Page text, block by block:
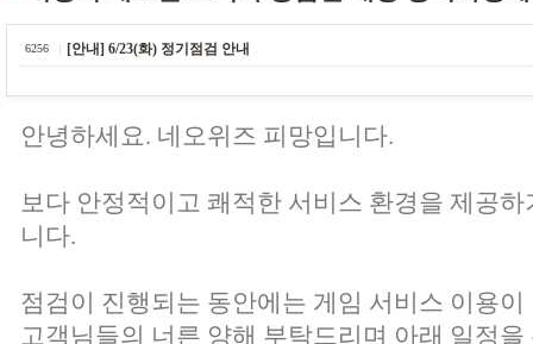
6256 [안내] 6/23(화) 정기점검 안내
안녕하세요. 네오위즈 피망입니다.
보다 안정적이고 쾌적한 서비스 환경을 제공
니다.
점검이 진행되는 동안에는 게임 서비스 이용
고객님들의 너른 양해 부탁드리며 아래 일정